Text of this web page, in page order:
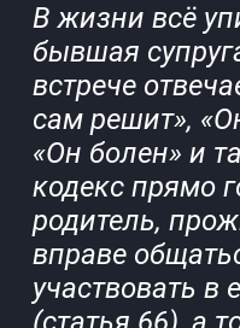
В жизни всё
бывшая
встрече
сам решит»,
«Он болен» и
кодекс прямо
родитель,
вправе
участвовать в